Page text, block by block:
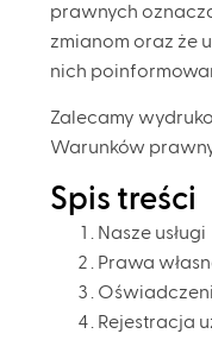
prawnych
zmianom oraz że
nich
Zalecamy
Warunków
Spis treści
Nasze usługi
Prawa
Rejestracja